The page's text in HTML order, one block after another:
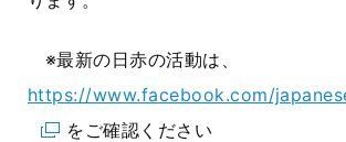
※最新の日赤の活動は、
https://www.facebook.com/
をご確認ください